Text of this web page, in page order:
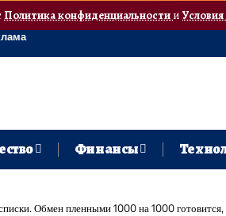
Политика конфиденциальностии
Финансы
Обмен пленными 1000 на 1000